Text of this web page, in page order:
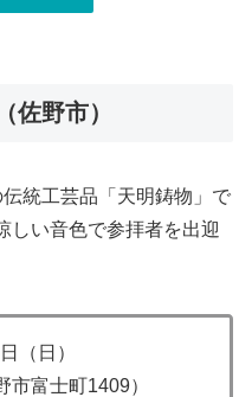
佐野市）
統工芸品「天明鋳物」で
しい音色で参拝者を出迎
（日）
富士町1409）